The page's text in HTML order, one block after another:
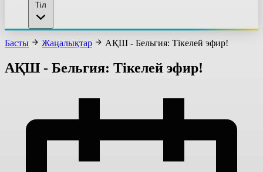
Тіл
Басты Жаңалықтар АҚШ - Бельгия: Тікелей эфир!
АҚШ - Бельгия: Тікелей эфир!